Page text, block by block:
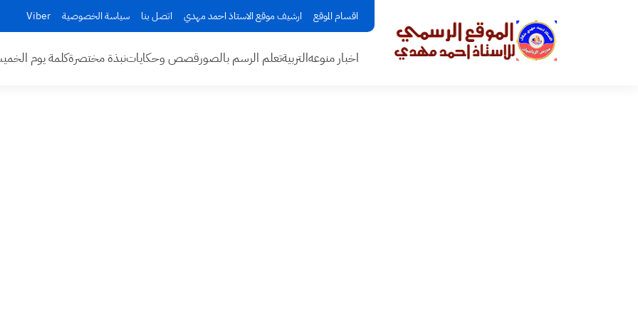
اقسام الموقع ارشيف موقع الاستاذ احمد مهدي اتصل بنا سياسة الخصوصية Viber
اخبار منوعهالتربيةتعلم الرسم بالصورقصص وحكاياتنبذة مختصرةكلمة يوم